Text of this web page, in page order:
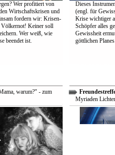
Wer profitiert von
Wirtschaftskrisen und
fordern wir: Krisen-
Keiner soll
Wer weiß, wie
beendet ist.
Dieses
(engl. für
Krise wichtiger
Schöpfer alles
Gewissheit
göttlichen
warum?" - zum
Myriaden